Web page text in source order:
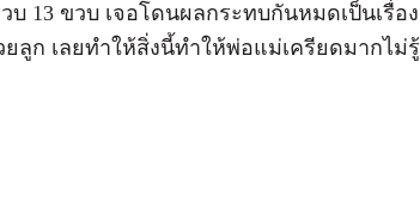
13 ขวบ เจอโดนผลกระทบกันหมดเป็นเรื่อง
ก เลยทำให้สิ่งนี้ทำให้พ่อแม่เครียดมากไม่รู้